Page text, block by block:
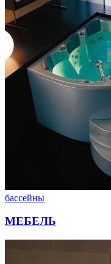
бассейны
МЕБЕЛЬ